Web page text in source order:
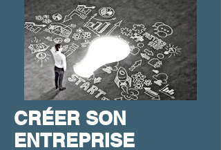
CRÉER SON
ENTREPRISE